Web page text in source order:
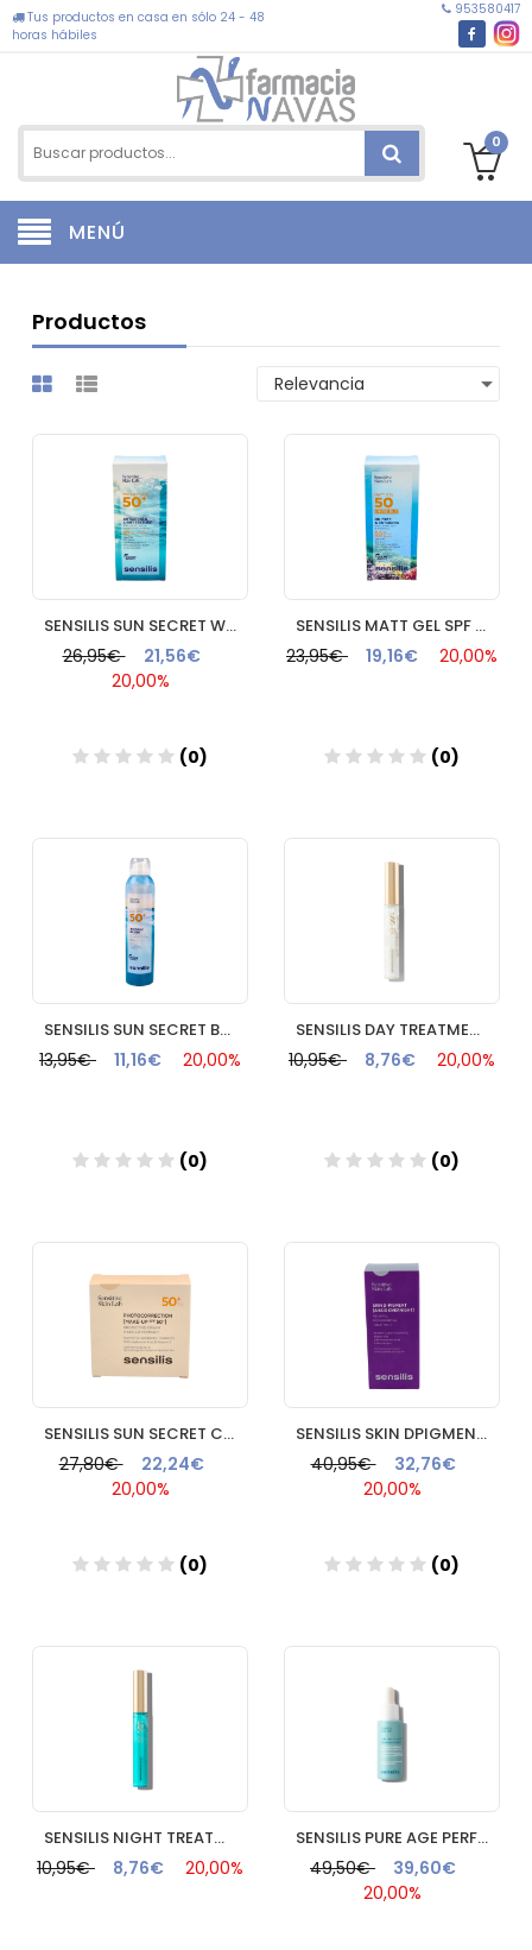
Tus productos en casa en sólo 24 - 48
horas hábiles
953580417
0
MENÚ
Productos
SENSILIS SUN SECRET WATERFLUID 50+
26,95€
21,56€
20,00%
(0)
SENSILIS MATT GEL SPF 50 INVISIBLE 1 TUBO 40 ML
23,95€ 19,16€ 20,00%
(0)
SENSILIS SUN SECRET BODY SPRAY SPF 50+
13,95€ 11,16€ 20,00%
(0)
SENSILIS DAY TREATMENT MASCARA 1 FRASCO 12 ML
10,95€ 8,76€ 20,00%
(0)
SENSILIS SUN SECRET COMPACTO SPF 50+ 01.NATURAL ROSE
27,80€
22,24€
20,00%
(0)
SENSILIS SKIN DPIGMENT AHA10 OVERNIGHT 1 ENVASE 30 ML
40,95€
32,76€
20,00%
(0)
SENSILIS NIGHT TREATMENT MASCARA 1 FRASCO 12 ML
10,95€ 8,76€ 20,00%
SENSILIS PURE AGE PERFECTION CICACNE SERUM 1 FRASCO 30 ML
49,50€
39,60€
20,00%